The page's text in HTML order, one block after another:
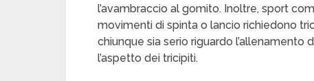
l’avambraccio al gomito. Inoltre, sport
movimenti di spinta o lancio richiedono
chiunque sia serio riguardo
l’aspetto dei tricipiti.